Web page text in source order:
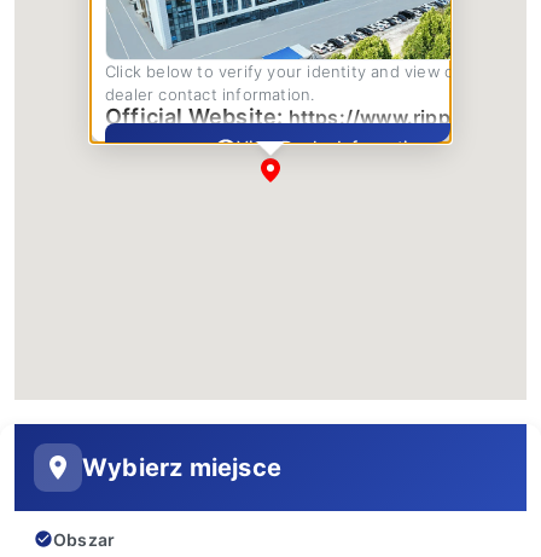
Wybierz miejsce
Obszar
Click below to verify your identity and view complete
dealer contact information.
Official Website:https://www.rippa.com/
View Dealer Information